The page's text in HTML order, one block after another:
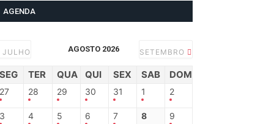
AGENDA
JULHO AGOSTO 2026 SETEMBRO
SEG TER QUA QUI SEX SAB DOM
27 28 29 30 31 1 2
3 4 5 6 7 8 9